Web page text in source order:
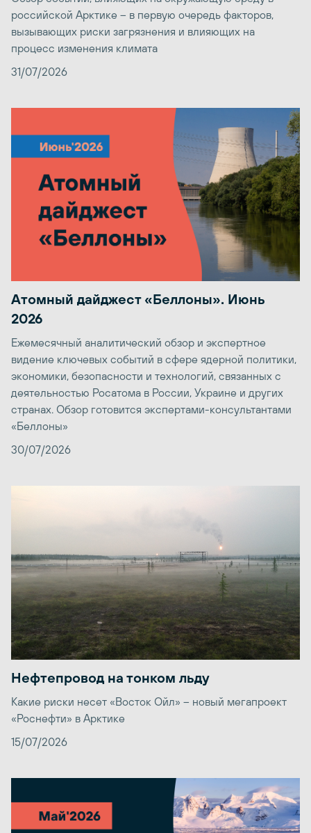
российской Арктике – в первую очередь факторов,
вызывающих риски загрязнения и влияющих на
процесс изменения климата
31/07/2026
Атомный дайджест «Беллоны». Июнь
2026
Ежемесячный аналитический обзор и экспертное
видение ключевых событий в сфере ядерной политики,
экономики, безопасности и технологий, связанных с
деятельностью Росатома в России, Украине и других
странах. Обзор готовится экспертами-консультантами
«Беллоны»
30/07/2026
Нефтепровод на тонком льду
Какие риски несет «Восток Ойл» – новый мегапроект
«Роснефти» в Арктике
15/07/2026